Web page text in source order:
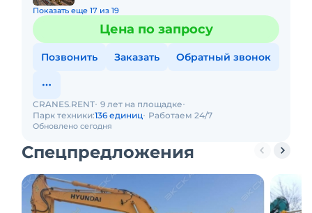
Показать еще 17 из 19
Цена по запросу
Позвонить Заказать Обратный звонок
Обновлено сегодня
CRANES.RENT 9 лет на площадке
Парк техники:136 единиц Работаем 24/7
Спецпредложения